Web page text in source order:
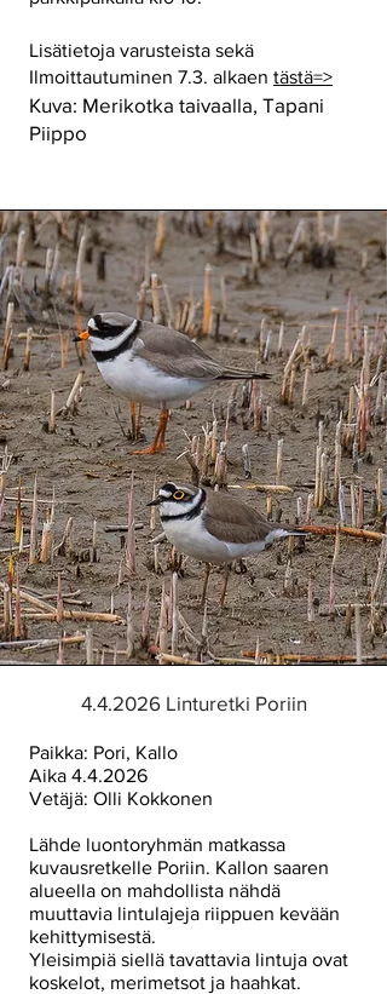
4.4.2026 Linturetki Poriin
Paikka: Pori, Kallo
Aika 4.4.2026
Vetäjä: Olli Kokkonen
Lähde luontoryhmän matkassa
kuvausretkelle Poriin. Kallon saaren
alueella on mahdollista nähdä
muuttavia lintulajeja riippuen kevään
kehittymisestä.
Yleisimpiä siellä tavattavia lintuja ovat
koskelot, merimetsot ja haahkat.
Lisätietoja varusteista sekä
Ilmoittautuminen 7.3. alkaen tästä=>
Kuva: Merikotka taivaalla, Tapani
Piippo